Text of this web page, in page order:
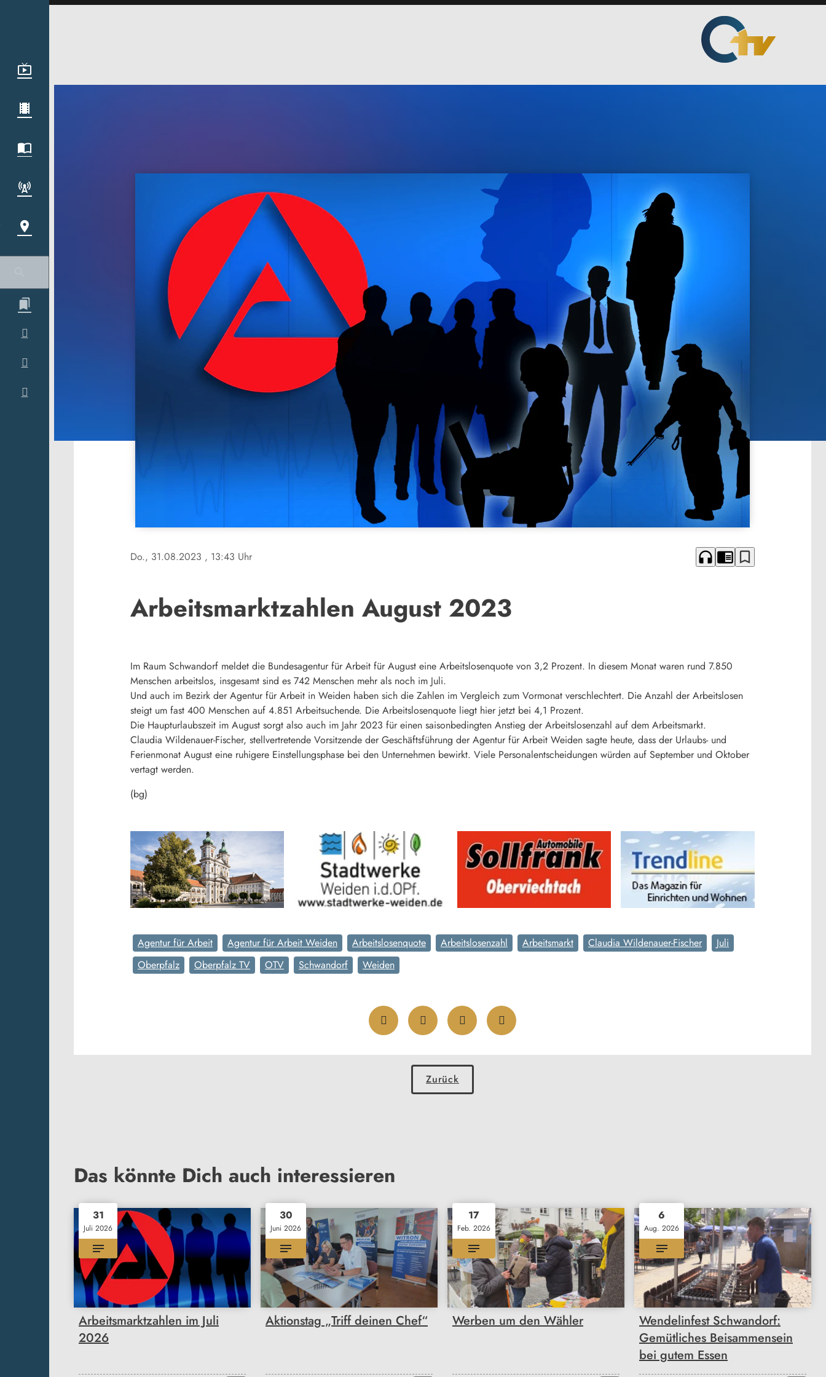
Do., 31.08.2023 , 13:43 Uhr headphones chrome_reader_mode bookmark_border
Arbeitsmarktzahlen August 2023
Im Raum Schwandorf meldet die Bundesagentur für Arbeit für August eine Arbeitslosenquote von 3,2 Prozent. In diesem Monat waren rund 7.850
Menschen arbeitslos, insgesamt sind es 742 Menschen mehr als noch im Juli.
Und auch im Bezirk der Agentur für Arbeit in Weiden haben sich die Zahlen im Vergleich zum Vormonat verschlechtert. Die Anzahl der Arbeitslosen
steigt um fast 400 Menschen auf 4.851 Arbeitsuchende. Die Arbeitslosenquote liegt hier jetzt bei 4,1 Prozent.
Die Haupturlaubszeit im August sorgt also auch im Jahr 2023 für einen saisonbedingten Anstieg der Arbeitslosenzahl auf dem Arbeitsmarkt.
Claudia Wildenauer-Fischer, stellvertretende Vorsitzende der Geschäftsführung der Agentur für Arbeit Weiden sagte heute, dass der Urlaubs- und
Ferienmonat August eine ruhigere Einstellungsphase bei den Unternehmen bewirkt. Viele Personalentscheidungen würden auf September und Oktober
vertagt werden.
(bg)
Agentur für Arbeit Agentur für Arbeit Weiden Arbeitslosenquote Arbeitslosenzahl Arbeitsmarkt Claudia Wildenauer-Fischer
Juli
Oberpfalz
Oberpfalz TV OTV Schwandorf Weiden
Zurück
Das könnte Dich auch interessieren
31
Juli 2026
Arbeitsmarktzahlen im Juli
2026
30
Juni 2026
Aktionstag „Triff deinen Chef“
17
Feb. 2026
Werben um den Wähler
6
Aug. 2026
Wendelinfest Schwandorf:
Gemütliches Beisammensein
bei gutem Essen